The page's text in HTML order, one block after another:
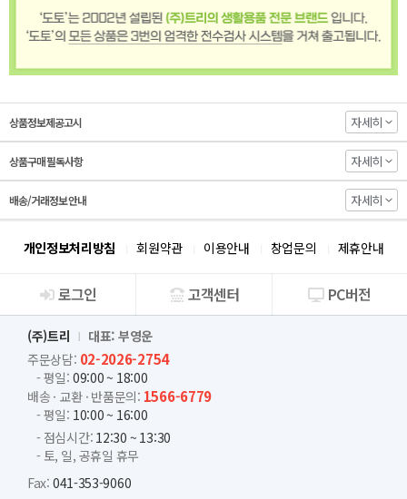
상품정보제공고시 자세히
상품구매 필독사항 자세히
배송/거래정보 안내 자세히
개인정보처리방침 회원약관 이용안내 창업문의 제휴안내
회사소개
로그인 고객센터 PC버전
(주)트리
대표: 부영운
주문상담: 02-2026-2754
- 평일: 09:00 ~ 18:00
배송 · 교환 · 반품문의: 1566-6779
- 평일: 10:00 ~ 16:00
- 점심시간: 12:30 ~ 13:30
- 토, 일, 공휴일 휴무
Fax: 041-353-9060